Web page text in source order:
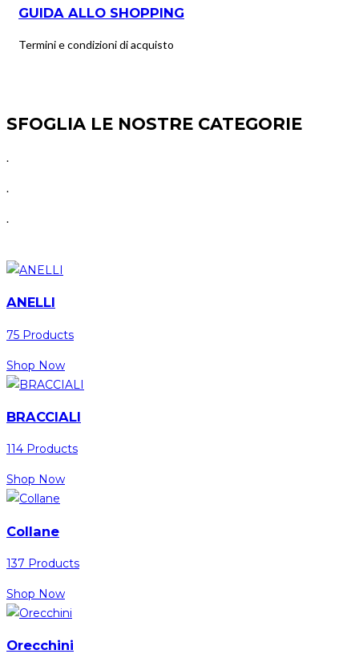
GUIDA ALLO SHOPPING
Termini e condizioni di acquisto
SFOGLIA LE NOSTRE CATEGORIE
.
.
.
ANELLI
75 Products
Shop Now
BRACCIALI
114 Products
Shop Now
Collane
137 Products
Shop Now
Orecchini